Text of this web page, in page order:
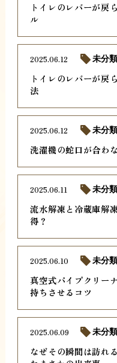
トイレのレバーが戻
ル
トイレのレバーが戻
法
2025.06.12 未分
洗濯機の蛇口が合わ
2025.06.12 未分
流水解凍と冷蔵庫解
得？
2025.06.11 未分
真空式パイプクリー
持ちさせるコツ
2025.06.10 未分
なぜその瞬間は訪れ
2025.06.09 未分